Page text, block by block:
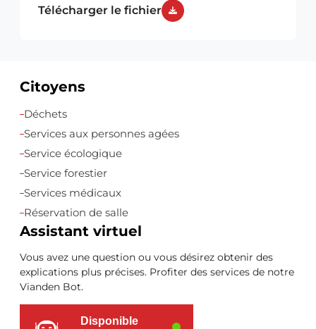
Télécharger le fichier
Ressources
supplémentaires
Citoyens
Déchets
Services aux personnes agées
Service écologique
Service forestier
Services médicaux
Réservation de salle
Assistant virtuel
Vous avez une question ou vous désirez obtenir des
explications plus précises. Profiter des services de notre
Vianden Bot.
Disponible